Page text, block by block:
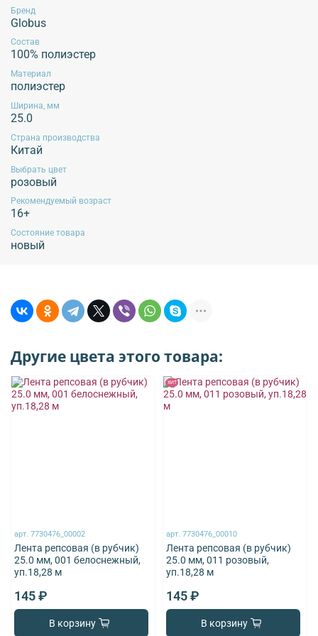
Рекомендуется применять щадящие методы ухода, избегать воздействия
агрессивных жидкостей и экстремальных механических воздействий.
Эксплуатация продукции без учета данных рекомендаций не гарантирует
сохранение внешнего вида изделия!
Обязательной сертификации не подлежит!
Бренд
Globus
Состав
100% полиэстер
Материал
полиэстер
Ширина, мм
25.0
Страна производства
Китай
Выбрать цвет
розовый
Рекомендуемый возраст
16+
Состояние товара
новый
Другие цвета этого товара:
арт.7730476_00002
Лента репсовая (в рубчик)
25.0 мм, 001 белоснежный,
уп.18,28 м
145 ₽
В корзину
ХИТ
арт.7730476_00010
Лента репсовая (в рубчик)
25.0 мм, 011 розовый,
уп.18,28 м
145 ₽
В корзину